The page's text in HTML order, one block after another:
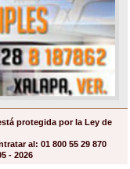
protegida por la Ley de
al: 01 800 55 29 870
- 2026